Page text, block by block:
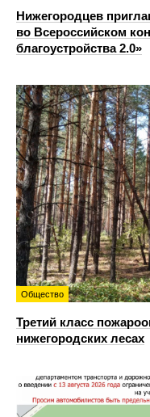
Нижегородцев
во Всероссийском
благоустройства 2.0»
Общество
Третий класс
нижегородских лесах